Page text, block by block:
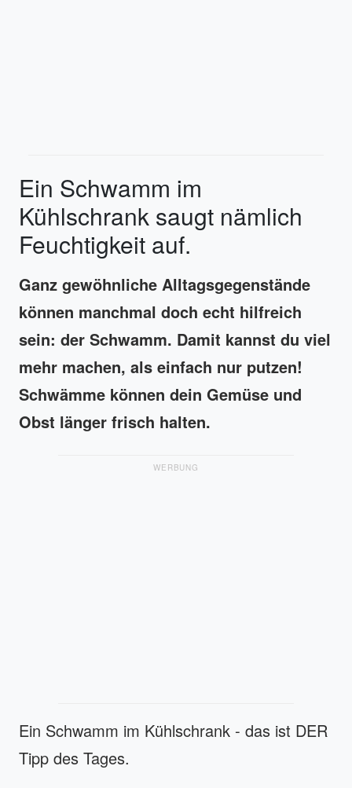
Ein Schwamm im
Kühlschrank saugt nämlich
Feuchtigkeit auf.
Ganz gewöhnliche Alltagsgegenstände
können manchmal doch echt hilfreich
sein: der Schwamm. Damit kannst du viel
mehr machen, als einfach nur putzen!
Schwämme können dein Gemüse und
Obst länger frisch halten.
WERBUNG
Ein Schwamm im Kühlschrank - das ist DER
Tipp des Tages.